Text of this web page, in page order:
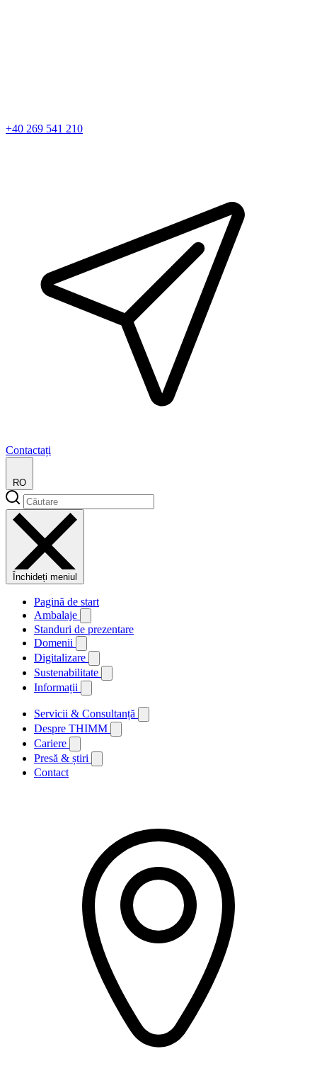
+40 269 541 210
Contactați
RO
Închideți meniul
Pagină de start
Ambalaje
Standuri de prezentare
Domenii
Digitalizare
Sustenabilitate
Informații
Servicii & Consultanță
Despre THIMM
Cariere
Presă & știri
Contact